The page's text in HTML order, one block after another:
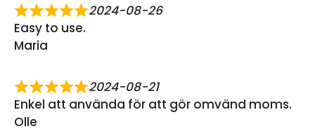
2024-08-26
Easy to use.
Maria
2024-08-21
Enkel att använda för att gör omvänd moms.
Olle